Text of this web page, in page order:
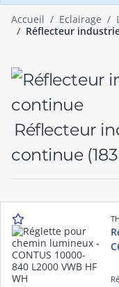
Accueil Eclairage
Réflecteur
Réflecteur
continue